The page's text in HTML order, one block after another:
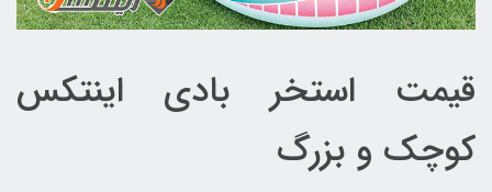
قیمت استخر بادی اینتکس
کوچک و بزرگ